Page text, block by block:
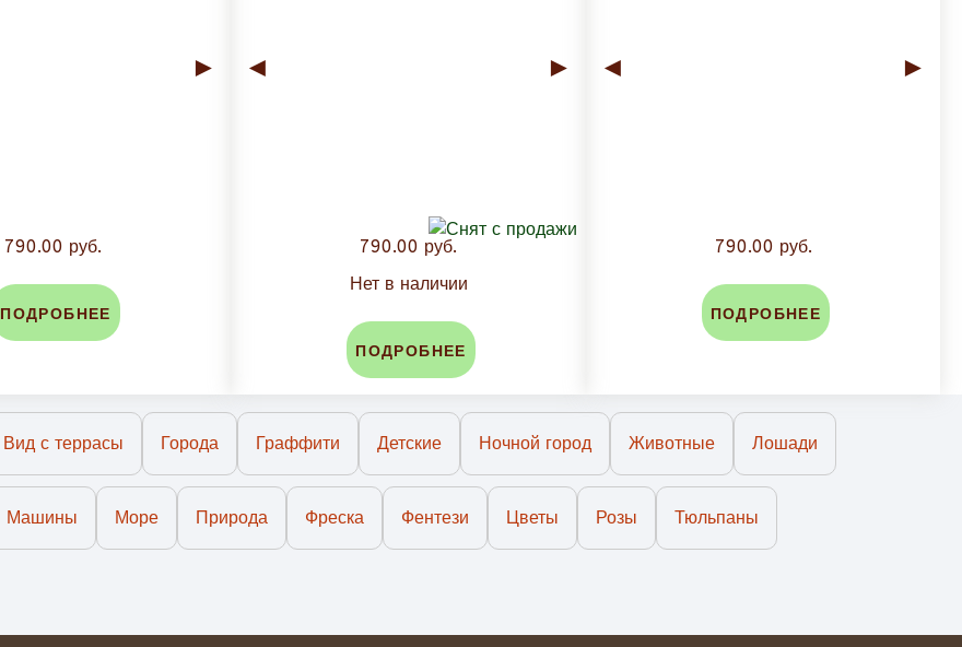
►
790.00 руб.
ПОДРОБНЕЕ
◄ ►
790.00 руб.
Нет в наличии
ПОДРОБНЕЕ
◄ ►
790.00 руб.
ПОДРОБНЕЕ
Вид с террасы Города Граффити Детские Ночной город Животные Лошади
Машины Море Природа Фреска Фентези Цветы Розы Тюльпаны